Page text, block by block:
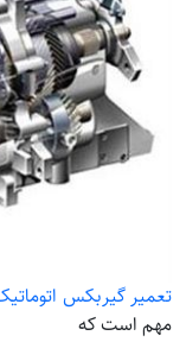
تعمیر گیربکس
مهم است که